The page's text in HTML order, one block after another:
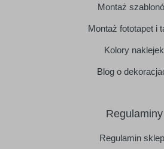
Montaż
Montaż fototapet i
Kolory naklejek
Blog o
Regulaminy
Regulamin